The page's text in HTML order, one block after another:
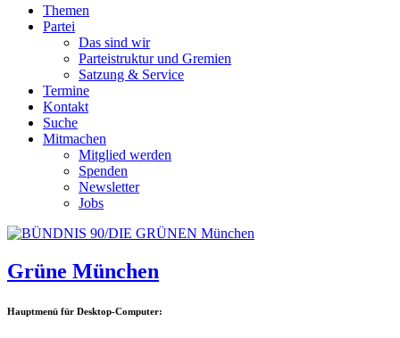
Themen
Partei
Das sind wir
Parteistruktur und Gremien
Satzung & Service
Termine
Kontakt
Suche
Mitmachen
Mitglied werden
Spenden
Newsletter
Jobs
Grüne München
Hauptmenü für Desktop-Computer: